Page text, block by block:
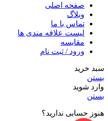
صفحه اصلی
وبلاگ
تماس با ما
لیست علاقه مندی ها
مقایسه
ورود / ثبت نام
سبد خرید
بستن
وارد شوید
بستن
هنوز حسابی ندارید؟